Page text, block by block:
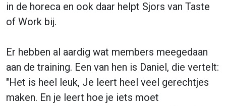
in de horeca en ook daar helpt Sjors van Taste
of Work bij.
Er hebben al aardig wat members meegedaan
aan de training. Een van hen is Daniel, die vertelt:
"Het is heel leuk, Je leert heel veel gerechtjes
maken. En je leert hoe je iets moet